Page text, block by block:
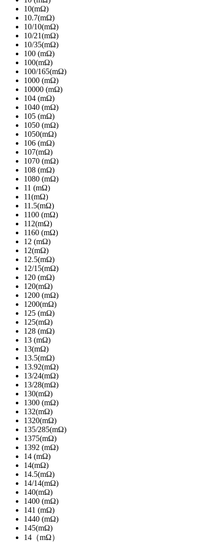
10(mΩ)
10.7(mΩ)
10/10(mΩ)
10/21(mΩ)
10/35(mΩ)
100 (mΩ)
100(mΩ)
100/165(mΩ)
1000 (mΩ)
10000 (mΩ)
104 (mΩ)
1040 (mΩ)
105 (mΩ)
1050 (mΩ)
1050(mΩ)
106 (mΩ)
107(mΩ)
1070 (mΩ)
108 (mΩ)
1080 (mΩ)
11 (mΩ)
11(mΩ)
11.5(mΩ)
1100 (mΩ)
112(mΩ)
1160 (mΩ)
12 (mΩ)
12(mΩ)
12.5(mΩ)
12/15(mΩ)
120 (mΩ)
120(mΩ)
1200 (mΩ)
1200(mΩ)
125 (mΩ)
125(mΩ)
128 (mΩ)
13 (mΩ)
13(mΩ)
13.5(mΩ)
13.92(mΩ)
13/24(mΩ)
13/28(mΩ)
130(mΩ)
1300 (mΩ)
132(mΩ)
1320(mΩ)
135/285(mΩ)
1375(mΩ)
1392 (mΩ)
14 (mΩ)
14(mΩ)
14.5(mΩ)
14/14(mΩ)
140(mΩ)
1400 (mΩ)
141 (mΩ)
1440 (mΩ)
145(mΩ)
14（mΩ）